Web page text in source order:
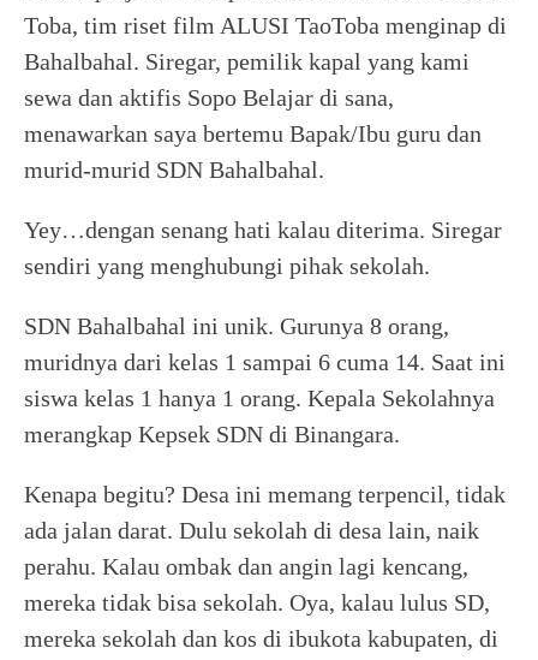
Toba, tim riset film ALUSI TaoToba menginap di
Bahalbahal. Siregar, pemilik kapal yang kami
sewa dan aktifis Sopo Belajar di sana,
menawarkan saya bertemu Bapak/Ibu guru dan
murid-murid SDN Bahalbahal.
Yey…dengan senang hati kalau diterima. Siregar
sendiri yang menghubungi pihak sekolah.
SDN Bahalbahal ini unik. Gurunya 8 orang,
muridnya dari kelas 1 sampai 6 cuma 14. Saat ini
siswa kelas 1 hanya 1 orang. Kepala Sekolahnya
merangkap Kepsek SDN di Binangara.
Kenapa begitu? Desa ini memang terpencil, tidak
ada jalan darat. Dulu sekolah di desa lain, naik
perahu. Kalau ombak dan angin lagi kencang,
mereka tidak bisa sekolah. Oya, kalau lulus SD,
mereka sekolah dan kos di ibukota kabupaten, di